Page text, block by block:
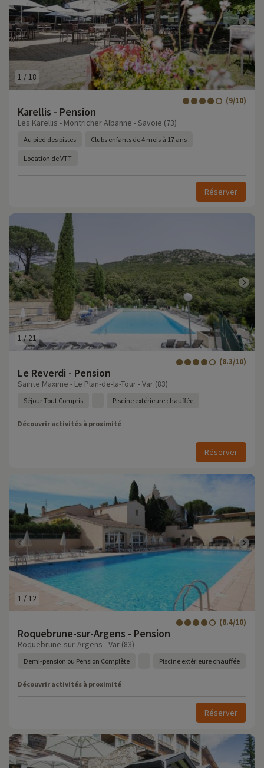
1 /18
Karellis - Pension
(9/10)
Les Karellis - Montricher Albanne - Savoie (73)
Au pied des pistes Clubs enfants de 4 mois à 17 ans
Location de VTT
Réserver
1/21
Le Reverdi - Pension
(8.3/10)
Sainte Maxime - Le Plan-de-la-Tour - Var (83)
Séjour Tout Compris Piscine extérieure chauffée
Découvrir activités à proximité
Réserver
1 / 12
Roquebrune-sur-Argens - Pension
(8.4/10)
Roquebrune-sur-Argens - Var (83)
Demi-pension ou Pension Complète Piscine extérieure chauffée
Découvrir activités à proximité
Réserver